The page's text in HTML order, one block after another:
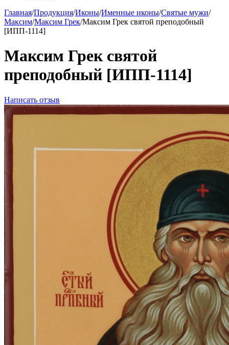
Главная/Продукция/Иконы/Именные иконы/Святые мужи/
Максим/Максим Грек/Максим Грек святой преподобный
[ИПП-1114]
Максим Грек святой
преподобный [ИПП-1114]
Написать отзыв